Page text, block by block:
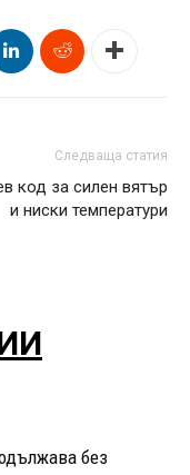
Следваща статия
код за силен вятър
и ниски температури
без